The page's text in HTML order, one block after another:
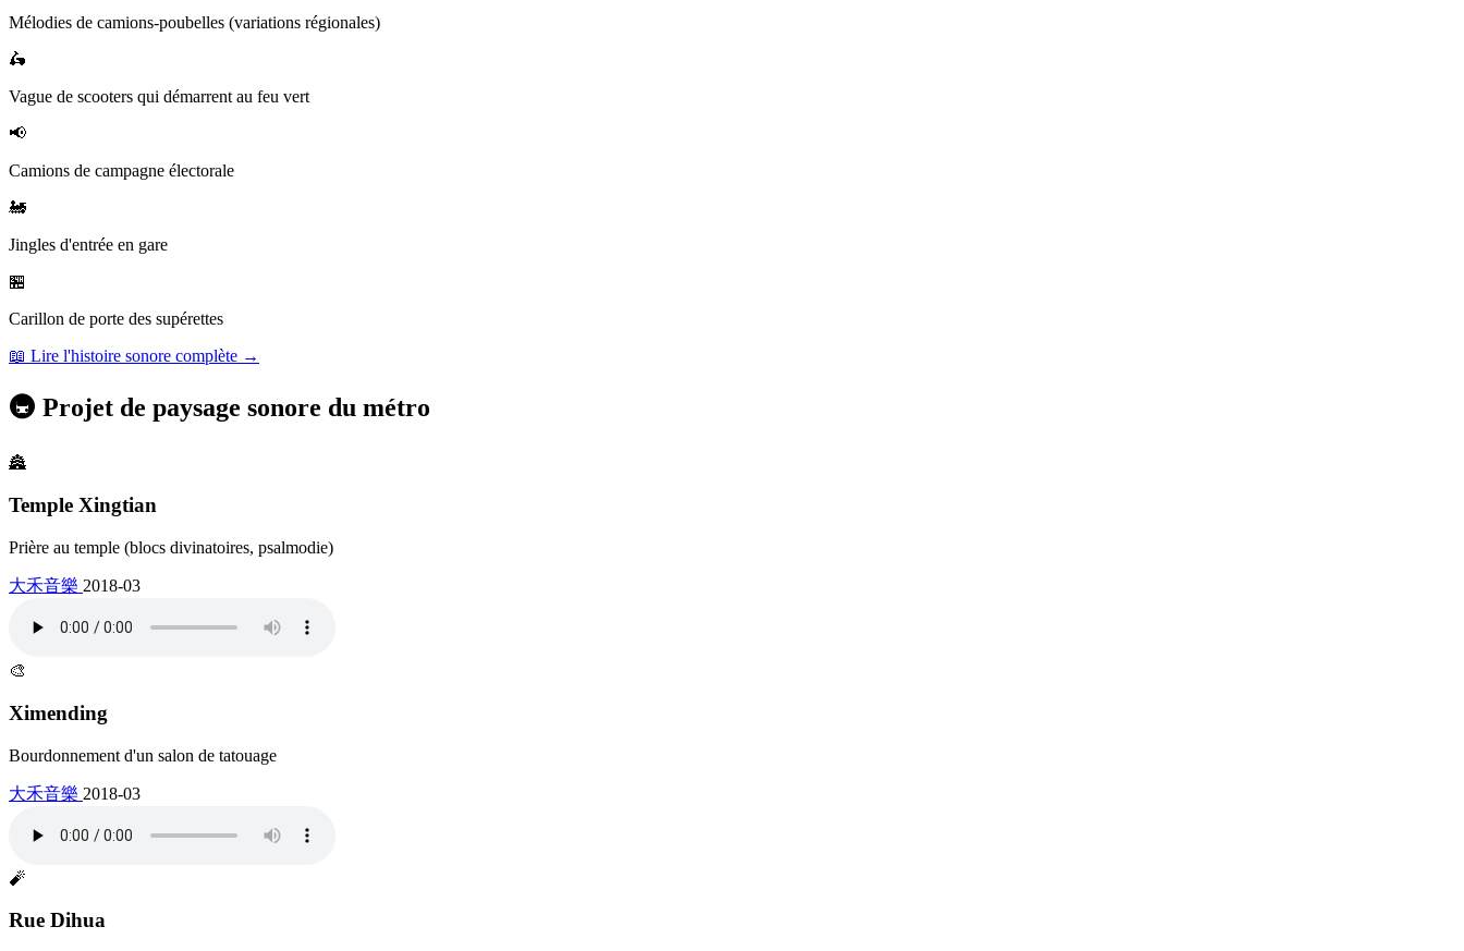
Mélodies de camions-poubelles (variations régionales)
🛵
Vague de scooters qui démarrent au feu vert
📢
Camions de campagne électorale
🚂
Jingles d'entrée en gare
🏪
Carillon de porte des supérettes
📖 Lire l'histoire sonore complète →
🚇 Projet de paysage sonore du métro
🏯
Temple Xingtian
Prière au temple (blocs divinatoires, psalmodie)
大禾音樂 2018-03
🎨
Ximending
Bourdonnement d'un salon de tatouage
大禾音樂 2018-03
🧨
Rue Dihua